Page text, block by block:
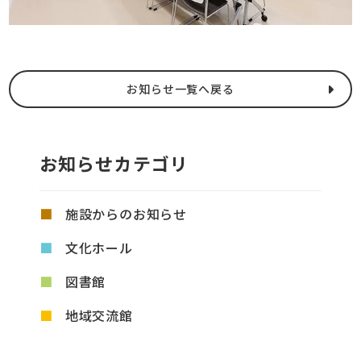
お知らせ一覧へ戻る
お知らせカテゴリ
施設からのお知らせ
文化ホール
図書館
地域交流館